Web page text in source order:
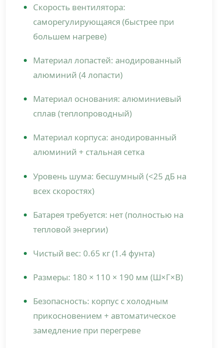
Скорость вентилятора:
саморегулирующаяся (быстрее при
большем нагреве)
Материал лопастей: анодированный
алюминий (4 лопасти)
Материал основания: алюминиевый
сплав (теплопроводный)
Материал корпуса: анодированный
алюминий + стальная сетка
Уровень шума: бесшумный (<25 дБ на
всех скоростях)
Батарея требуется: нет (полностью на
тепловой энергии)
Чистый вес: 0.65 кг (1.4 фунта)
Размеры: 180 × 110 × 190 мм (Ш×Г×В)
Безопасность: корпус с холодным
прикосновением + автоматическое
замедление при перегреве